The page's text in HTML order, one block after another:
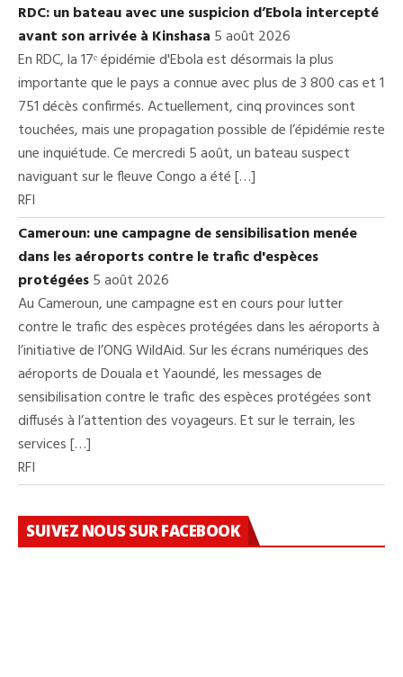
RDC: un bateau avec une suspicion d’Ebola intercepté
avant son arrivée à Kinshasa 5 août 2026
En RDC, la 17ᵉ épidémie d'Ebola est désormais la plus
importante que le pays a connue avec plus de 3 800 cas et 1
751 décès confirmés. Actuellement, cinq provinces sont
touchées, mais une propagation possible de l’épidémie reste
une inquiétude. Ce mercredi 5 août, un bateau suspect
naviguant sur le fleuve Congo a été […]
RFI
Cameroun: une campagne de sensibilisation menée
dans les aéroports contre le trafic d'espèces
protégées5 août 2026
Au Cameroun, une campagne est en cours pour lutter
contre le trafic des espèces protégées dans les aéroports à
l’initiative de l’ONG WildAid. Sur les écrans numériques des
aéroports de Douala et Yaoundé, les messages de
sensibilisation contre le trafic des espèces protégées sont
diffusés à l’attention des voyageurs. Et sur le terrain, les
services […]
RFI
SUIVEZ NOUS SUR FACEBOOK